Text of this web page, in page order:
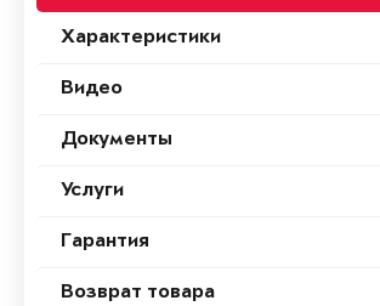
Характеристики
Видео
Документы
Услуги
Гарантия
Возврат товара